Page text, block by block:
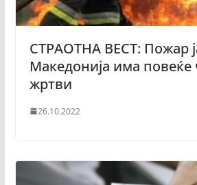
СТРАОТНА ВЕСТ: Пожар
Македонија има повеќе
жртви
26.10.2022